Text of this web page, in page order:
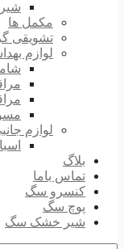
مکمل ها
تشویقی
لوازم
لوازم
بلاگ
تماس باما
کنسرو سگ
پوچ سگ
شیر خشک سگ